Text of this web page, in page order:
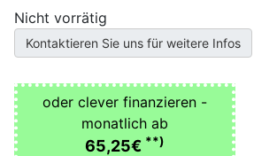
Nicht vorrätig
Kontaktieren Sie uns für weitere Infos
oder clever finanzieren -
monatlich ab
65,25€ **)